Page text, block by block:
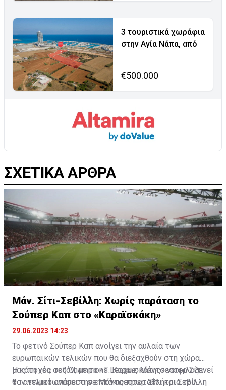
3 τουριστικά χωράφια
στην Αγία Νάπα, από
€500.000
ΣΧΕΤΙΚΑ ΑΡΘΡΑ
Μάν. Σίτι-Σεβίλλη: Χωρίς παράταση το
Σούπερ Καπ στο «Καραϊσκάκη»
29.06.2023 14:23
Το φετινό Σούπερ Καπ ανοίγει την αυλαία των
ευρωπαϊκών τελικών που θα διεξαχθούν στη χώρα
μας τη νέα σεζόν, με το «Γ. Καραϊσκάκης» να φιλοξενεί
τον τελικό ανάμεσα σε Μάντσεστερ Σίτι και Σεβίλλη
Η κάτοχος του Champions League, Μάντσεστερ Σίτι
θα αντιμετωπίσει την επτάκις πρωταθλήτρια του